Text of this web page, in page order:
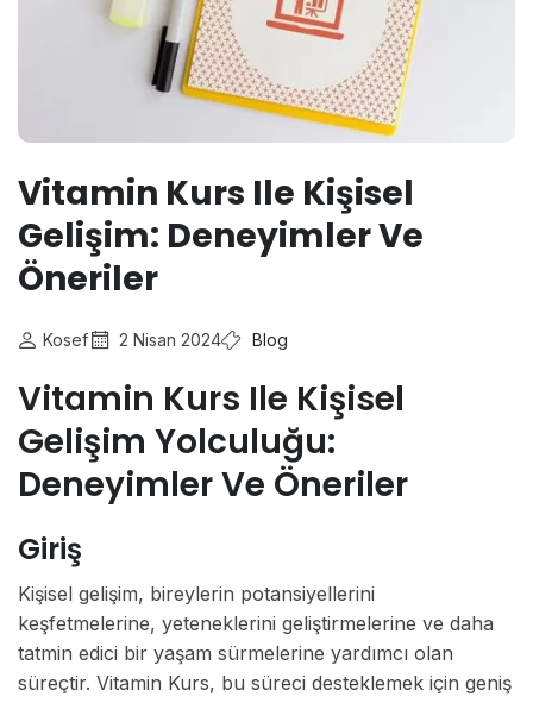
Vitamin Kurs Ile Kişisel
Gelişim: Deneyimler Ve
Öneriler
Kosef 2 Nisan 2024 Blog
Vitamin Kurs Ile Kişisel
Gelişim Yolculuğu:
Deneyimler Ve Öneriler
Giriş
Kişisel gelişim, bireylerin potansiyellerini
keşfetmelerine, yeteneklerini geliştirmelerine ve daha
tatmin edici bir yaşam sürmelerine yardımcı olan
süreçtir. Vitamin Kurs, bu süreci desteklemek için geniş